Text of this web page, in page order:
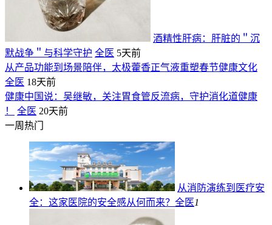
酒精性肝病：肝脏的＂沉
默战争＂与科学守护 全医 5天前
从产品功能到场景陪伴，太极藿香正气液重塑春节健康文化
全医 18天前
健康中国说：吴继敏，关注胃食管反流病，守护消化道健康
！
全医 20天前
一周热门
从消防演练到医疗安
全：这家医院的安全感从何而来？ 全医1